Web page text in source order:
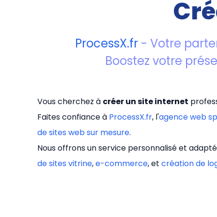
ProcessX.fr - Votre
Boostez votre
Vous cherchez à créer un site internet
Faites confiance à ProcessX.fr, l'agence web
de sites web sur mesure.
Nous offrons un service personnalisé et
de sites vitrine,e-commerce, et création de